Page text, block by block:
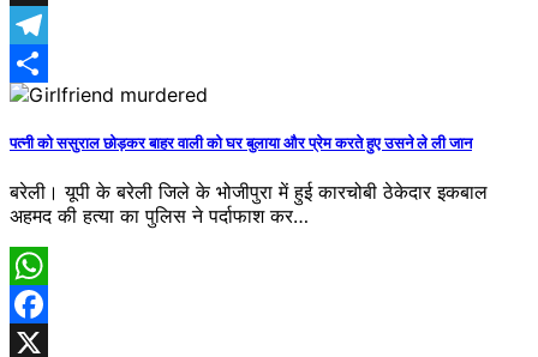
X
Telegram
Share
पत्नी को ससुराल छोड़कर बाहर वाली को घर बुलाया और प्रेम करते हुए उसने ले ली जान
बरेली। यूपी के बरेली ​जिले के भोजीपुरा में हुई कारचोबी ठेकेदार इकबाल
अहमद की हत्या का पुलिस ने पर्दाफाश कर…
WhatsApp
Facebook